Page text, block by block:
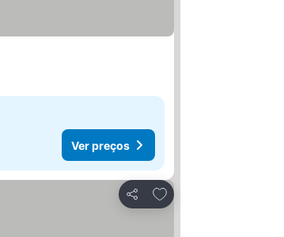
Ver preços
Partilhar
Adicionar aos favoritos